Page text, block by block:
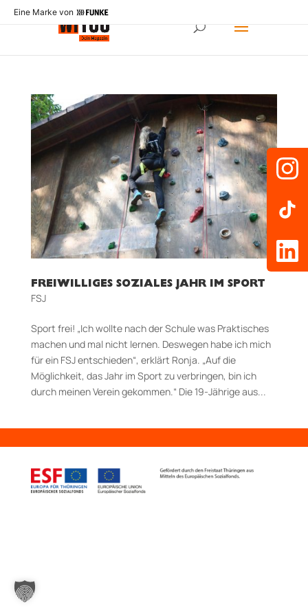
Eine Marke von
FREIWILLIGES SOZIALES JAHR IM SPORT
FSJ
Sport frei! „Ich wollte nach der Schule was Praktisches
machen und mal nicht lernen. Deswegen habe ich mich
für ein FSJ entschieden“, erklärt Ronja. „Auf die
Möglichkeit, das Jahr im Sport zu verbringen, bin ich
durch meinen Verein gekommen.“ Die 19­-Jährige aus...